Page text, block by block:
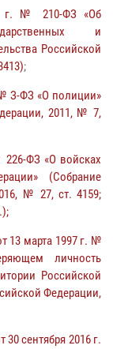
г. № 210-ФЗ «Об
и
Российской
;
З-ФЗ «О полиции»
2011, № 7,
ФЗ «О войсках
(Собрание
№ 27, ст. 4159;
13 марта 1997 г. №
личность
Российской
Федерации,
сентября 2016 г.